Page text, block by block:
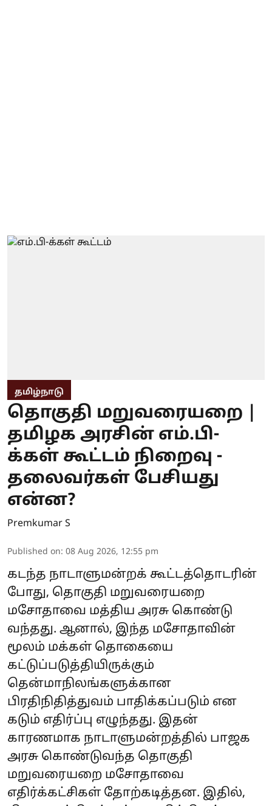
தமிழ்நாடு
தொகுதி மறுவரையறை |
தமிழக அரசின் எம்.பி-
க்கள் கூட்டம் நிறைவு -
தலைவர்கள் பேசியது
என்ன?
Premkumar S
Published on: 08 Aug 2026, 12:55 pm
கடந்த நாடாளுமன்றக் கூட்டத்தொடரின்
போது, தொகுதி மறுவரையறை
மசோதாவை மத்திய அரசு கொண்டு
வந்தது. ஆனால், இந்த மசோதாவின்
மூலம் மக்கள் தொகையை
கட்டுப்படுத்தியிருக்கும்
தென்மாநிலங்களுக்கான
பிரதிநிதித்துவம் பாதிக்கப்படும் என
கடும் எதிர்ப்பு எழுந்தது. இதன்
காரணமாக நாடாளுமன்றத்தில் பாஜக
அரசு கொண்டுவந்த தொகுதி
மறுவரையறை மசோதாவை
எதிர்க்கட்சிகள் தோற்கடித்தன. இதில்,